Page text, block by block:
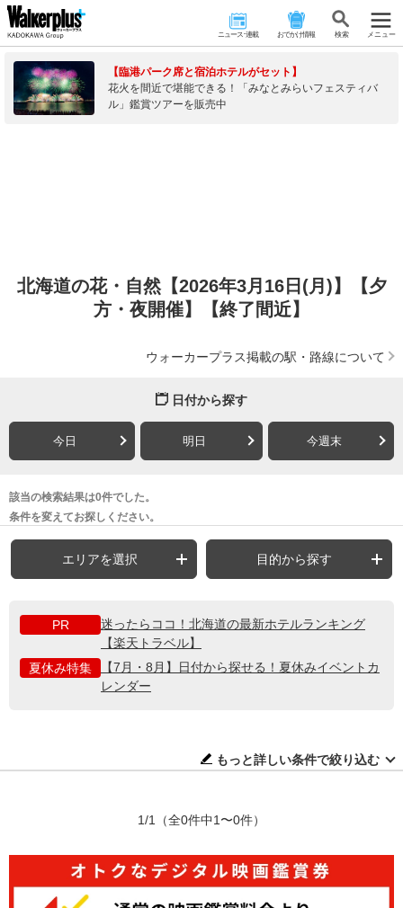
ニュース･連載 おでかけ情報 検 索 メニュー
【臨港パーク席と宿泊ホテルがセット】
花火を間近で堪能できる！「みなとみらいフェスティバ
ル」鑑賞ツアーを販売中
北海道の花・自然【2026年3月16日(月)】【夕
方・夜開催】【終了間近】
ウォーカープラス掲載の駅・路線について
日付から探す
今日 明日 今週末
該当の検索結果は0件でした。
条件を変えてお探しください。
エリアを選択 目的から探す
PR
迷ったらココ！北海道の最新ホテルランキング
【楽天トラベル】
夏休み特集
【7月・8月】日付から探せる！夏休みイベントカ
レンダー
もっと詳しい条件で絞り込む
1/1 （全0件中1〜0件）